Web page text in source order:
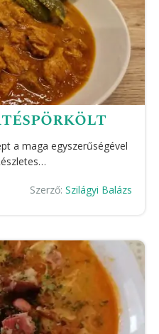
a maga egyszerűségével
Szerző: Szilágyi Balázs